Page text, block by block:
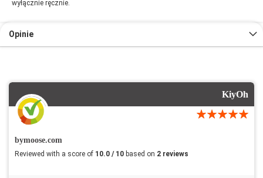
wyłącznie ręcznie.
Opinie
KiyOh
bymoose.com
Reviewed with a score of 10.0 / 10 based on 2 reviews